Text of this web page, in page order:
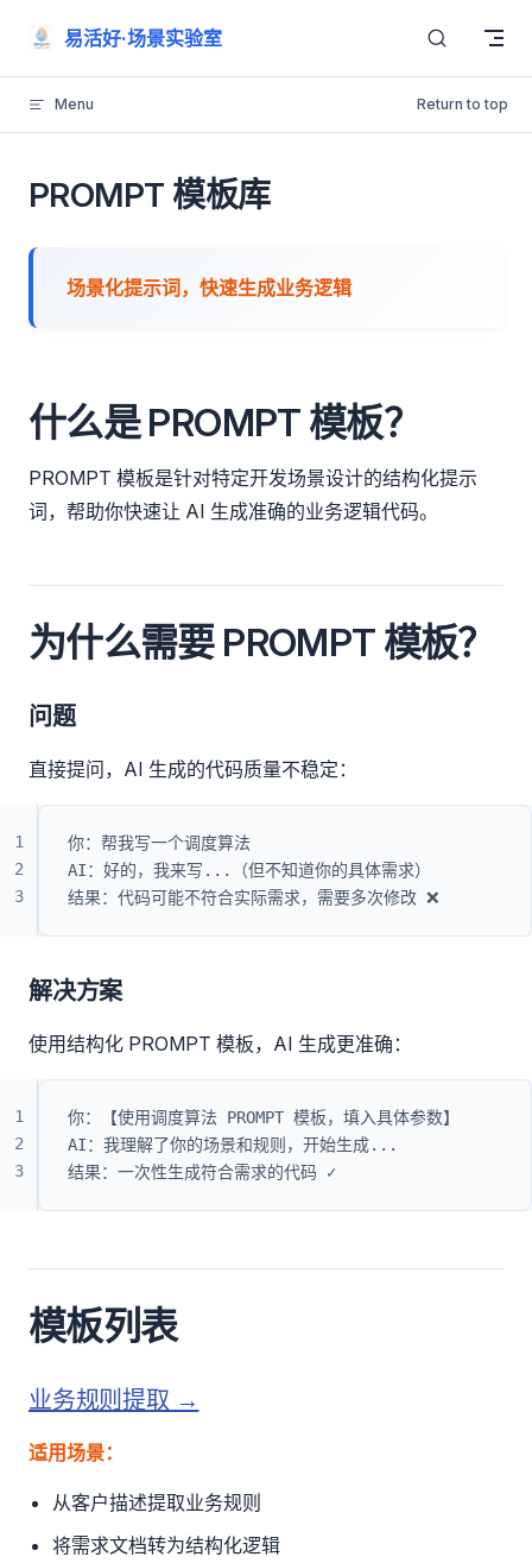
Skip to content
易活好·场景实验室
Menu Return to top
PROMPT 模板库
场景化提示词，快速生成业务逻辑
什么是 PROMPT 模板？
PROMPT 模板是针对特定开发场景设计的结构化提示
词，帮助你快速让 AI 生成准确的业务逻辑代码。
为什么需要 PROMPT 模板？
问题
直接提问，AI 生成的代码质量不稳定：
你：帮我写一个调度算法
AI：好的，我来写...（但不知道你的具体需求）
结果：代码可能不符合实际需求，需要多次修改 ❌
1
2
3
解决方案
使用结构化 PROMPT 模板，AI 生成更准确：
你：【使用调度算法 PROMPT 模板，填入具体参数】
AI：我理解了你的场景和规则，开始生成...
结果：一次性生成符合需求的代码 ✓
1
2
3
模板列表
业务规则提取 →
适用场景：
从客户描述提取业务规则
将需求文档转为结构化逻辑